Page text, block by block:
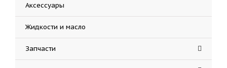
Аксессуары
Жидкости и масло
Запчасти